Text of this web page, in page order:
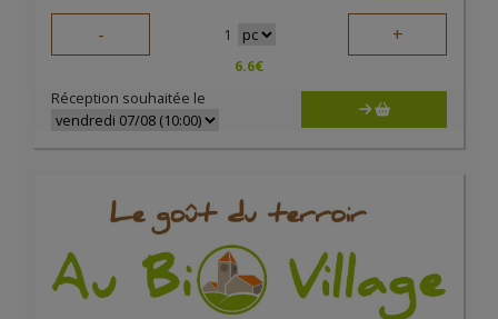
- 1 +
6.6€
Réception souhaitée le